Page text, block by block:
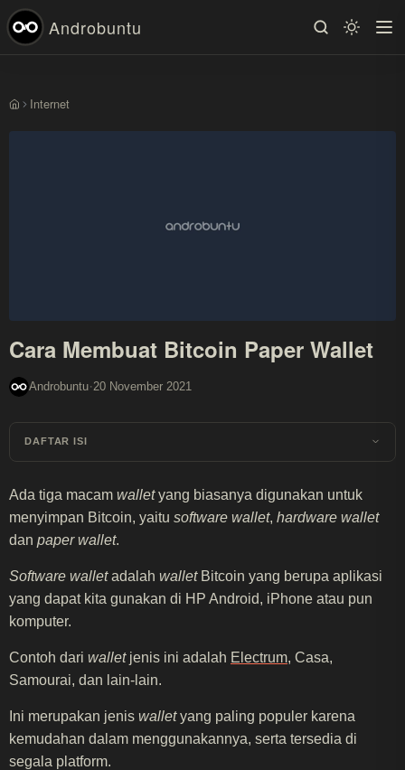
Androbuntu
BerandaInternet
Cara Membuat Bitcoin Paper Wallet
Androbuntu·20 November 2021
DAFTAR ISI
Ada tiga macam walletyang biasanya digunakan untuk
menyimpan Bitcoin, yaitu software wallet, hardware wallet
dan paper wallet.
Software walletadalah walletBitcoin yang berupa aplikasi
yang dapat kita gunakan di HP Android, iPhone atau pun
komputer.
Contoh dari walletjenis ini adalah Electrum, Casa,
Samourai, dan lain-lain.
Ini merupakan jenis walletyang paling populer karena
kemudahan dalam menggunakannya, serta tersedia di
segala platform.